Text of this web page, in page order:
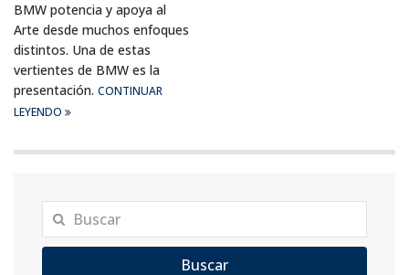
BMW potencia y apoya al
Arte desde muchos enfoques
distintos. Una de estas
vertientes de BMW es la
presentación. CONTINUAR
LEYENDO
Buscar